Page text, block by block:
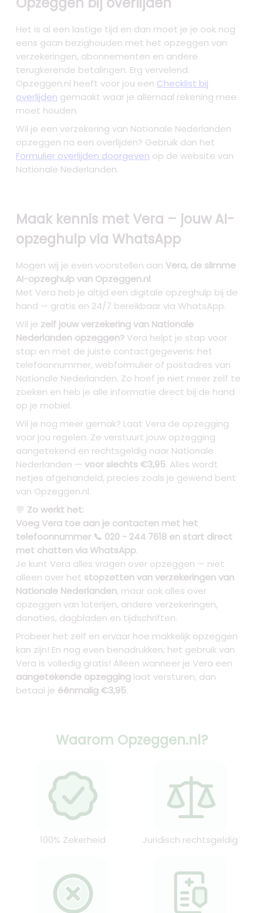
Het is al een lastige tijd en dan moet je je ook nog
eens gaan bezighouden met het opzeggen van
verzekeringen, abonnementen en andere
terugkerende betalingen. Erg vervelend.
Opzeggen.nl heeft voor jou een Checklist bij
overlijden gemaakt waar je allemaal rekening mee
moet houden.
Wil je een verzekering van Nationale Nederlanden
opzeggen na een overlijden? Gebruik dan het
Formulier overlijden doorgeven op de website van
Nationale Nederlanden.
Maak kennis met Vera – jouw AI-
opzeghulp via WhatsApp
Mogen wij je even voorstellen aan Vera, de slimme
AI-opzeghulp van Opzeggen.nl.
Met Vera heb je altijd een digitale opzeghulp bij de
hand — gratis en 24/7 bereikbaar via WhatsApp.
Wil je zelf jouw verzekering van Nationale
Nederlanden opzeggen? Vera helpt je stap voor
stap en met de juiste contactgegevens: het
telefoonnummer, webformulier of postadres van
Nationale Nederlanden. Zo hoef je niet meer zelf te
zoeken en heb je alle informatie direct bij de hand
op je mobiel.
Wil je nog meer gemak? Laat Vera de opzegging
voor jou regelen. Ze verstuurt jouw opzegging
aangetekend en rechtsgeldig naar Nationale
Nederlanden — voor slechts €3,95. Alles wordt
netjes afgehandeld, precies zoals je gewend bent
van Opzeggen.nl.
💬 Zo werkt het:
Voeg Vera toe aan je contacten met het
telefoonnummer 📞 020 - 244 7618 en start direct
met chatten via WhatsApp.
Je kunt Vera alles vragen over opzeggen — niet
alleen over het stopzetten van verzekeringen van
Nationale Nederlanden, maar ook alles over
opzeggen van loterijen, andere verzekeringen,
donaties, dagbladen en tijdschriften.
Probeer het zelf en ervaar hoe makkelijk opzeggen
kan zijn! En nog even benadrukken; het gebruik van
Vera is volledig gratis! Alleen wanneer je Vera een
aangetekende opzegging laat versturen, dan
betaal je éénmalig €3,95.
Waarom Opzeggen.nl?
100% Zekerheid Juridisch rechtsgeldig